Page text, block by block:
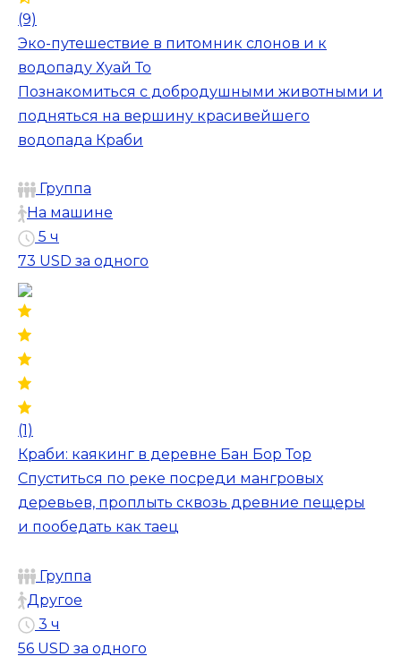
(9)
Эко-путешествие в питомник слонов и к
водопаду Хуай То
Познакомиться с добродушными животными и
подняться на вершину красивейшего
водопада Краби
Группа
На машине
5 ч
73 USD за одного
(1)
Краби: каякинг в деревне Бан Бор Тор
Спуститься по реке посреди мангровых
деревьев, проплыть сквозь древние пещеры
и пообедать как таец
Группа
Другое
3 ч
56 USD за одного